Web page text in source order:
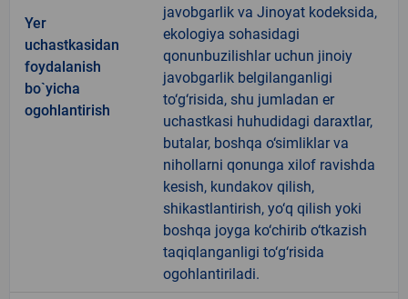
Yer
uchastkasidan
foydalanish
bo`yicha
ogohlantirish
javobgarlik va Jinoyat kodeksida,
ekologiya sohasidagi
qonunbuzilishlar uchun jinoiy
javobgarlik belgilanganligi
to‘g‘risida, shu jumladan er
uchastkasi huhudidagi daraxtlar,
butalar, boshqa o‘simliklar va
nihollarni qonunga xilof ravishda
kesish, kundakov qilish,
shikastlantirish, yo‘q qilish yoki
boshqa joyga ko‘chirib o‘tkazish
taqiqlanganligi to‘g‘risida
ogohlantiriladi.